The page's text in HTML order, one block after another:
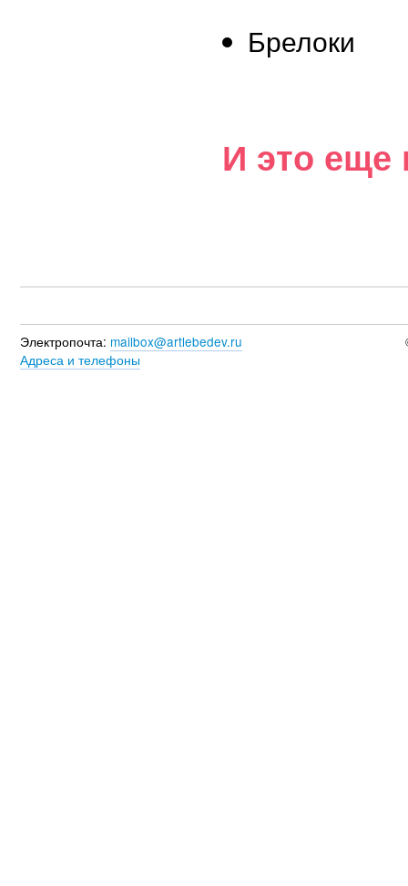
Брелоки
И это еще
Электропочта: mailbox@artlebedev.ru
Адреса и телефоны